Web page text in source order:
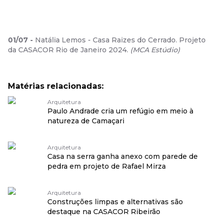
01/07 - Natália Lemos - Casa Raizes do Cerrado. Projeto
da CASACOR Rio de Janeiro 2024. (MCA Estúdio)
Matérias relacionadas:
Arquitetura
Paulo Andrade cria um refúgio em meio à
natureza de Camaçari
Arquitetura
Casa na serra ganha anexo com parede de
pedra em projeto de Rafael Mirza
Arquitetura
Construções limpas e alternativas são
destaque na CASACOR Ribeirão